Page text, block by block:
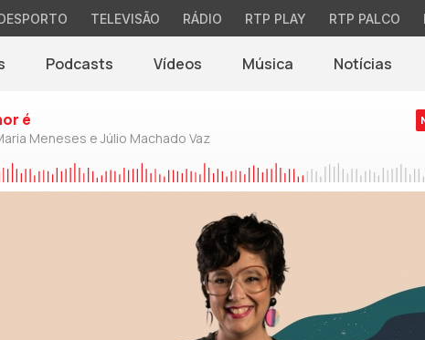
TELEVISÃO RÁDIO RTP PLAY RTP PALCO
Podcasts Vídeos Música Notícias
(abre
é
Meneses e Júlio Machado Vaz